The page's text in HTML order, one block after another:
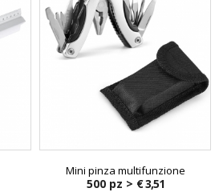
Mini pinza multifunzione
500 pz > € 3,51